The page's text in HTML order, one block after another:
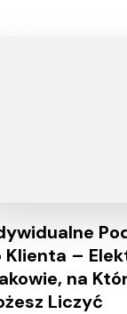
Klienta –
na
Liczyć